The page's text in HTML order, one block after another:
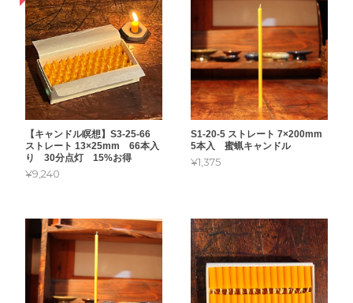
【キャンドル瞑想】S3-25-66
ストレート 13×25mm 66本入
り 30分点灯 15%お得
¥9,240
S1-20-5 ストレート 7×200mm
5本入 蜜蝋キャンドル
¥1,375